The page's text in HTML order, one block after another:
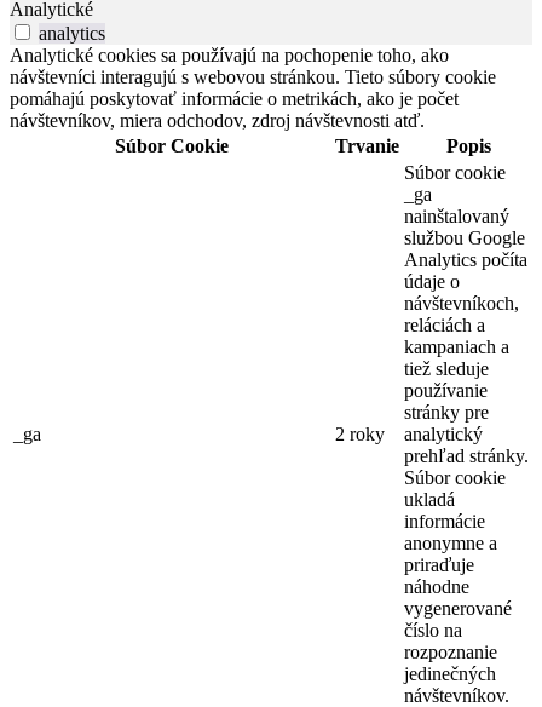
Analytické
analytics
Analytické cookies sa používajú na pochopenie toho, ako
návštevníci interagujú s webovou stránkou. Tieto súbory cookie
pomáhajú poskytovať informácie o metrikách, ako je počet
návštevníkov, miera odchodov, zdroj návštevnosti atď.
Súbor Cookie
Trvanie Popis
_ga 2 roky
Súbor cookie
_ga
nainštalovaný
službou Google
Analytics počíta
údaje o
návštevníkoch,
reláciách a
kampaniach a
tiež sleduje
používanie
stránky pre
analytický
prehľad stránky.
Súbor cookie
ukladá
informácie
anonymne a
priraďuje
náhodne
vygenerované
číslo na
rozpoznanie
jedinečných
návštevníkov.